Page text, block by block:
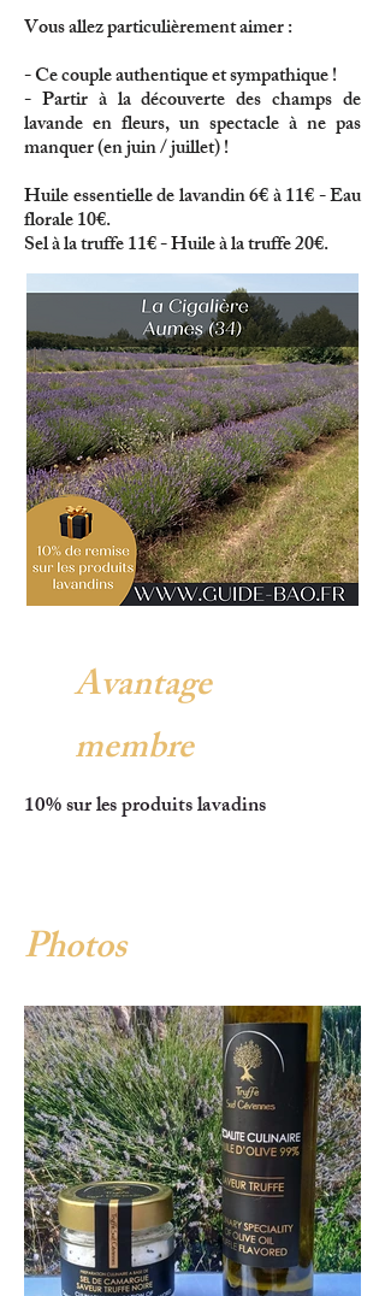
Vous allez particulièrement aimer :
- Ce couple authentique et sympathique !
- Partir à la découverte des champs de
lavande en fleurs, un spectacle à ne pas
manquer (en juin / juillet) !
Huile essentielle de lavandin 6€ à 11€ - Eau
florale 10€.
Sel à la truffe 11€ - Huile à la truffe 20€.
Avantage
membre
10% sur les produits lavadins
Photos